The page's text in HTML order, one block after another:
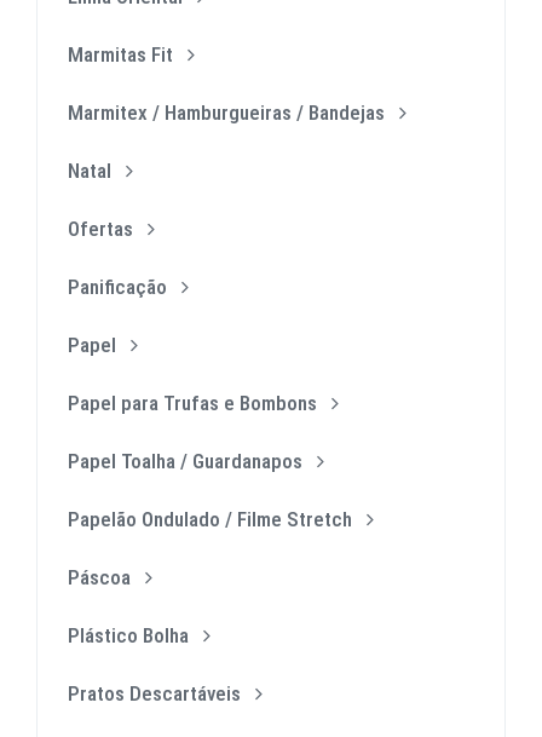
Marmitas Fit
Marmitex / Hamburgueiras / Bandejas
Natal
Ofertas
Panificação
Papel
Papel para Trufas e Bombons
Papel Toalha / Guardanapos
Papelão Ondulado / Filme Stretch
Páscoa
Plástico Bolha
Pratos Descartáveis